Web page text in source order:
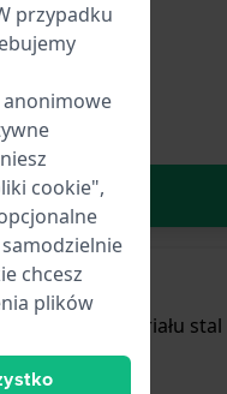
pasek z materiału
przypadku
cookie",
chcesz
plików